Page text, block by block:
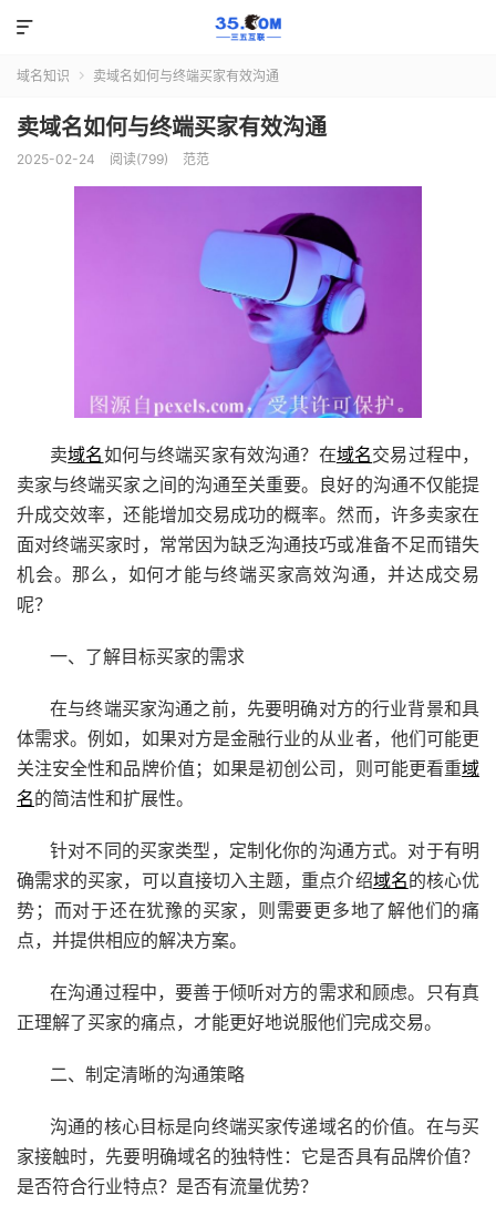

域名知识  卖域名如何与终端买家有效沟通
卖域名如何与终端买家有效沟通
2025-02-24 阅读(799) 范范
卖域名如何与终端买家有效沟通？在域名交易过程中，
卖家与终端买家之间的沟通至关重要。良好的沟通不仅能提
升成交效率，还能增加交易成功的概率。然而，许多卖家在
面对终端买家时，常常因为缺乏沟通技巧或准备不足而错失
机会。那么，如何才能与终端买家高效沟通，并达成交易
呢？
一、了解目标买家的需求
在与终端买家沟通之前，先要明确对方的行业背景和具
体需求。例如，如果对方是金融行业的从业者，他们可能更
关注安全性和品牌价值；如果是初创公司，则可能更看重域
名的简洁性和扩展性。
针对不同的买家类型，定制化你的沟通方式。对于有明
确需求的买家，可以直接切入主题，重点介绍域名的核心优
势；而对于还在犹豫的买家，则需要更多地了解他们的痛
点，并提供相应的解决方案。
在沟通过程中，要善于倾听对方的需求和顾虑。只有真
正理解了买家的痛点，才能更好地说服他们完成交易。
二、制定清晰的沟通策略
沟通的核心目标是向终端买家传递域名的价值。在与买
家接触时，先要明确域名的独特性：它是否具有品牌价值？
是否符合行业特点？是否有流量优势？